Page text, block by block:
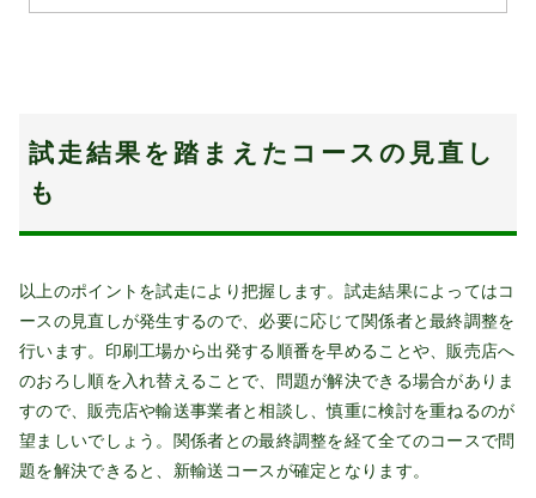
試走結果を踏まえたコースの見直し
も
以上のポイントを試走により把握します。試走結果によってはコ
ースの見直しが発生するので、必要に応じて関係者と最終調整を
行います。印刷工場から出発する順番を早めることや、販売店へ
のおろし順を入れ替えることで、問題が解決できる場合がありま
すので、販売店や輸送事業者と相談し、慎重に検討を重ねるのが
望ましいでしょう。関係者との最終調整を経て全てのコースで問
題を解決できると、新輸送コースが確定となります。